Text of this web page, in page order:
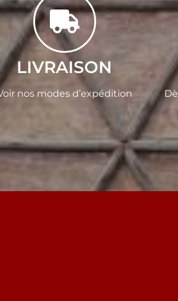
LIVRAISON
nos modes d’expédition